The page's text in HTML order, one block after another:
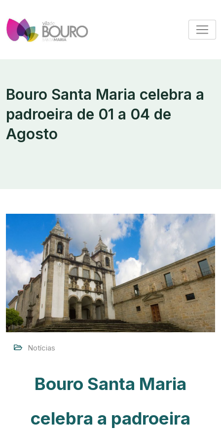
Bouro Santa Maria celebra a
padroeira de 01 a 04 de
Agosto
Notícias
Bouro Santa Maria
celebra a padroeira